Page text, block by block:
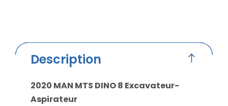
Description
2020 MAN MTS DINO 8 Excavateur-
Aspirateur